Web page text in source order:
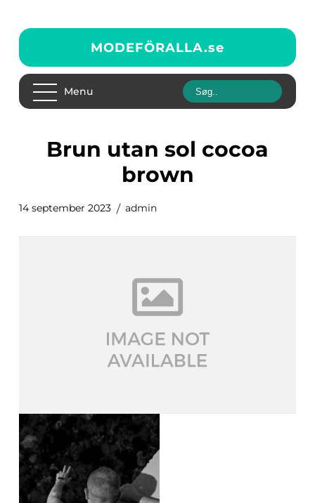
MODEFÖRALLA.se
Menu
brun utan sol cocoa
brown
14 september 2023 admin